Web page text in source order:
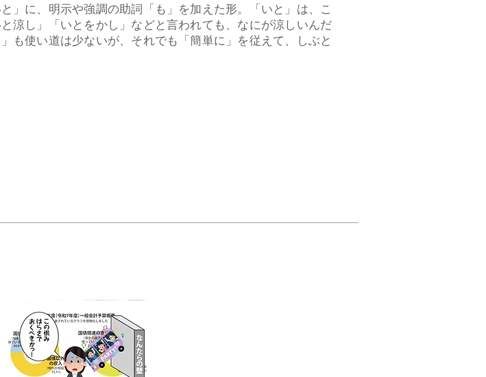
」に、明示や強調の助詞「も」を加えた形。「いと」は、こ
涼し」「いとをかし」などと言われても、なにが涼しいんだ
も使い道は少ないが、それでも「簡単に」を従えて、しぶと